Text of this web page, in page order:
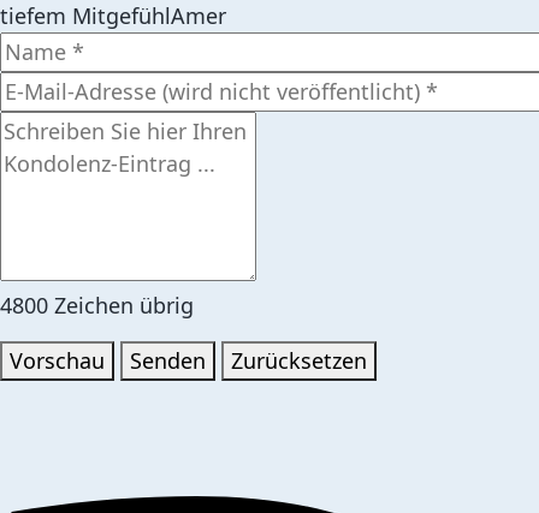
tiefem MitgefühlAmer
4800 Zeichen übrig
Vorschau
Senden Zurücksetzen